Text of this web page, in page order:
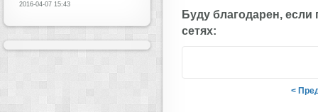
Буду благодарен, если
сетях:
<
2016-04-07 15:43